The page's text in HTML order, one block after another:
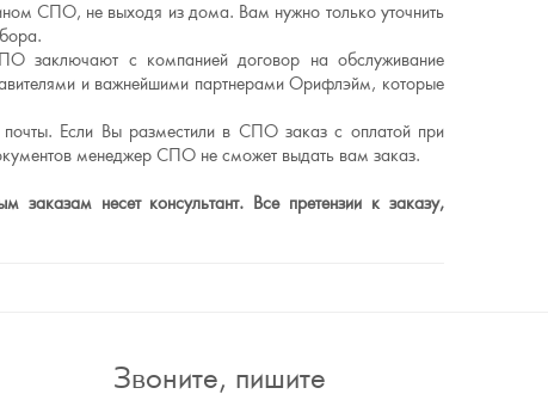
СПО, не выходя из дома. Вам нужно только уточнить
заключают с компанией договор на обслуживание
и важнейшими партнерами Орифлэйм, которые
Если Вы разместили в СПО заказ с оплатой при
менеджер СПО не сможет выдать вам заказ.
несет консультант. Все претензии к заказу,
Звоните, пишите